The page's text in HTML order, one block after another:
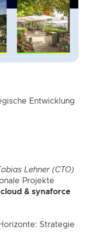
Entwicklung
Lehner (CTO)
Projekte
& synaforce
Strategie